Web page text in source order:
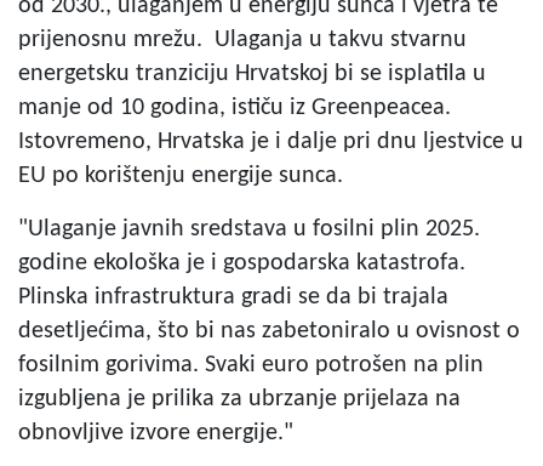
od 2030., ulaganjem u energiju sunca i vjetra te
prijenosnu mrežu. Ulaganja u takvu stvarnu
energetsku tranziciju Hrvatskoj bi se isplatila u
manje od 10 godina, ističu iz Greenpeacea.
Istovremeno, Hrvatska je i dalje pri dnu ljestvice u
EU po korištenju energije sunca.
"Ulaganje javnih sredstava u fosilni plin 2025.
godine ekološka je i gospodarska katastrofa.
Plinska infrastruktura gradi se da bi trajala
desetljećima, što bi nas zabetoniralo u ovisnost o
fosilnim gorivima. Svaki euro potrošen na plin
izgubljena je prilika za ubrzanje prijelaza na
obnovljive izvore energije."